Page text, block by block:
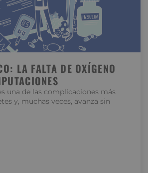
LA FALTA DE OXÍGENO
una de las complicaciones más
y, muchas veces, avanza sin